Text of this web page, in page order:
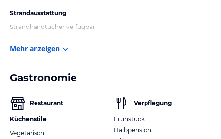
Strandausstattung
Strandhandtücher verfügbar
Mehr anzeigen
Gastronomie
Restaurant
Küchenstile
Vegetarisch
Verpflegung
Frühstück
Halbpension